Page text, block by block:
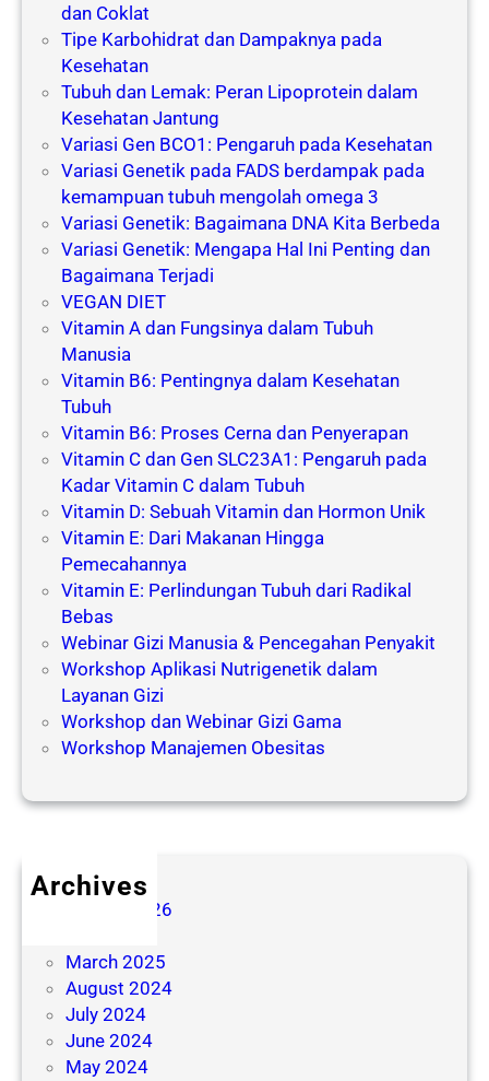
dan Coklat
Tipe Karbohidrat dan Dampaknya pada
Kesehatan
Tubuh dan Lemak: Peran Lipoprotein dalam
Kesehatan Jantung
Variasi Gen BCO1: Pengaruh pada Kesehatan
Variasi Genetik pada FADS berdampak pada
kemampuan tubuh mengolah omega 3
Variasi Genetik: Bagaimana DNA Kita Berbeda
Variasi Genetik: Mengapa Hal Ini Penting dan
Bagaimana Terjadi
VEGAN DIET
Vitamin A dan Fungsinya dalam Tubuh
Manusia
Vitamin B6: Pentingnya dalam Kesehatan
Tubuh
Vitamin B6: Proses Cerna dan Penyerapan
Vitamin C dan Gen SLC23A1: Pengaruh pada
Kadar Vitamin C dalam Tubuh
Vitamin D: Sebuah Vitamin dan Hormon Unik
Vitamin E: Dari Makanan Hingga
Pemecahannya
Vitamin E: Perlindungan Tubuh dari Radikal
Bebas
Webinar Gizi Manusia & Pencegahan Penyakit
Workshop Aplikasi Nutrigenetik dalam
Layanan Gizi
Workshop dan Webinar Gizi Gama
Workshop Manajemen Obesitas
Archives
August 2026
March 2025
August 2024
July 2024
June 2024
May 2024